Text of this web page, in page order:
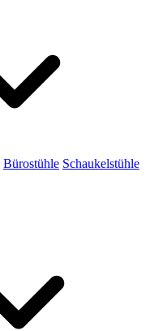
Bürostühle Schaukelstühle